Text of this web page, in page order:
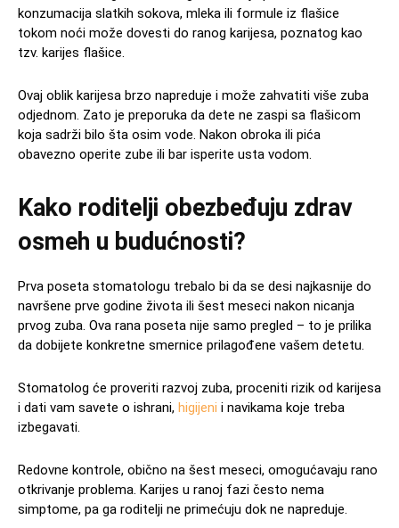
konzumacija slatkih sokova, mleka ili formule iz flašice
tokom noći može dovesti do ranog karijesa, poznatog kao
tzv. karijes flašice.
Ovaj oblik karijesa brzo napreduje i može zahvatiti više zuba
odjednom. Zato je preporuka da dete ne zaspi sa flašicom
koja sadrži bilo šta osim vode. Nakon obroka ili pića
obavezno operite zube ili bar isperite usta vodom.
Kako roditelji obezbeđuju zdrav
osmeh u budućnosti?
Prva poseta stomatologu trebalo bi da se desi najkasnije do
navršene prve godine života ili šest meseci nakon nicanja
prvog zuba. Ova rana poseta nije samo pregled – to je prilika
da dobijete konkretne smernice prilagođene vašem detetu.
Stomatolog će proveriti razvoj zuba, proceniti rizik od karijesa
i dati vam savete o ishrani, higijeni i navikama koje treba
izbegavati.
Redovne kontrole, obično na šest meseci, omogućavaju rano
otkrivanje problema. Karijes u ranoj fazi često nema
simptome, pa ga roditelji ne primećuju dok ne napreduje.